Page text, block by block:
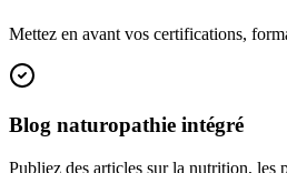
Mettez en avant vos certifications,
Blog naturopathie intégré
Publiez des articles sur la nutrition,